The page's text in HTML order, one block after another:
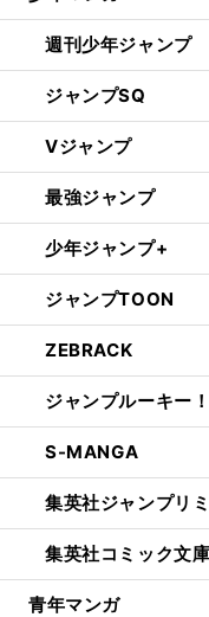
週刊少年ジャンプ
ジャンプSQ
Vジャンプ
最強ジャンプ
少年ジャンプ+
ジャンプTOON
ZEBRACK
ジャンプルーキー！
S-MANGA
集英社ジャンプリ
集英社コミック文庫
青年マンガ